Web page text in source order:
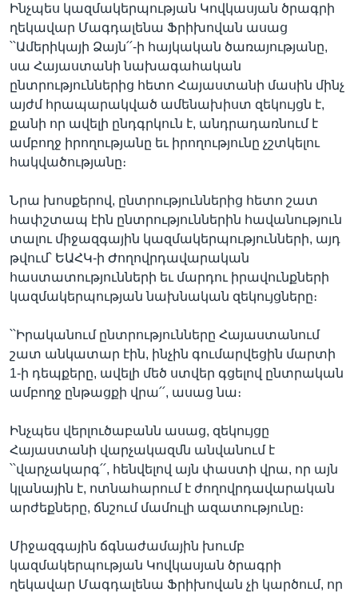
Ինչպես կազմակերպության Կովկասյան ծրագրի
ղեկավար Մագդալենա Ֆրիխովան ասաց
՝՝Ամերիկայի Ձայն՛՛-ի հայկական ծառայությանը,
սա Հայաստանի նախագահական
ընտրություններից հետո Հայաստանի մասին մինչ
այժմ հրապարակված ամենախիստ զեկույցն է,
քանի որ ավելի ընդգրկուն է, անդրադառնում է
ամբողջ իրողությանը եւ իրողությունը չշտկելու
հակվածությանը։
Նրա խոսքերով, ընտրություններից հետո շատ
հափշտապ էին ընտրություններին հավանություն
տալու միջազգային կազմակերպությունների, այդ
թվում՝ ԵԱՀԿ-ի Ժողովրդավարական
հաստատությունների եւ մարդու իրավունքների
կազմակերպության նախնական զեկույցները։
՝՝Իրականում ընտրությունները Հայաստանում
շատ անկատար էին, ինչին գումարվեցին մարտի
1-ի դեպքերը, ավելի մեծ ստվեր գցելով ընտրական
ամբողջ ընթացքի վրա՛՛, ասաց նա։
Ինչպես վերլուծաբանն ասաց, զեկույցը
Հայաստանի վարչակազմն անվանում է
՝՝վարչակարգ՛՛, հենվելով այն փաստի վրա, որ այն
կլանային է, ոտնահարում է ժողովրդավարական
արժեքները, ճնշում մամուլի ազատությունը։
Միջազգային ճգնաժամային խումբ
կազմակերպության Կովկասյան ծրագրի
ղեկավար Մագդալենա Ֆրիխովան չի կարծում, որ